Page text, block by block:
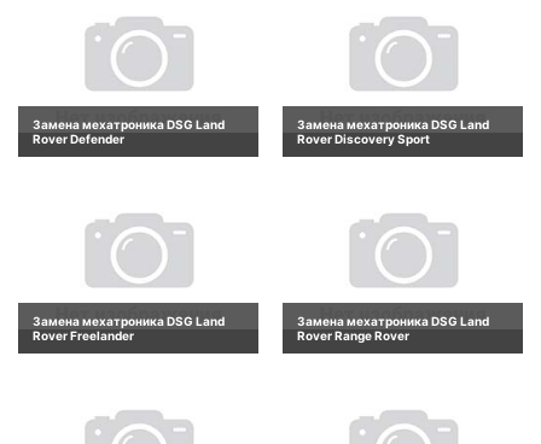
Замена мехатроника DSG Land
Rover Defender
Замена мехатроника DSG Land
Rover Discovery Sport
Замена мехатроника DSG Land
Rover Freelander
Замена мехатроника DSG Land
Rover Range Rover